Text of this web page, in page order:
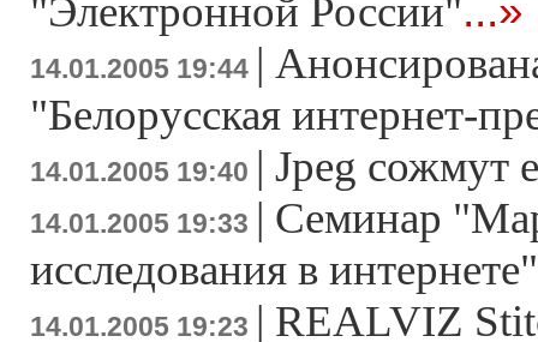
"Электронной России"...»
14.01.2005 19:44 |
"Белорусская интернет-
14.01.2005 19:40 | Jpeg сожмут
14.01.2005 19:33 | Семинар
исследования в интернете"
14.01.2005 19:23 | REALVIZ